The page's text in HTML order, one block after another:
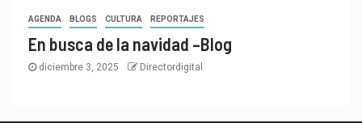
AGENDA BLOGS CULTURA REPORTAJES
En busca de la navidad –Blog
diciembre 3, 2025 Directordigital